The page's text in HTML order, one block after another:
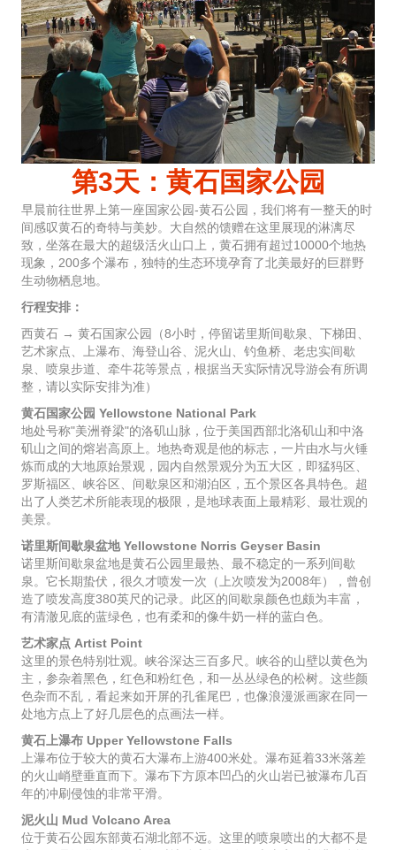
第3天：黄石国家公园
早晨前往世界上第一座国家公园-黄石公园，我们将有一整天的时
间感叹黄石的奇特与美妙。大自然的馈赠在这里展现的淋漓尽
致，坐落在最大的超级活火山口上，黄石拥有超过10000个地热
现象，200多个瀑布，独特的生态环境孕育了北美最好的巨群野
生动物栖息地。
行程安排：
西黄石 → 黄石国家公园（8小时，停留诺里斯间歇泉、下梯田、
艺术家点、上瀑布、海登山谷、泥火山、钓鱼桥、老忠实间歇
泉、喷泉步道、牵牛花等景点，根据当天实际情况导游会有所调
整，请以实际安排为准）
黄石国家公园 Yellowstone National Park
地处号称"美洲脊梁"的洛矶山脉，位于美国西部北洛矶山和中洛
矶山之间的熔岩高原上。地热奇观是他的标志，一片由水与火锤
炼而成的大地原始景观，园内自然景观分为五大区，即猛犸区、
罗斯福区、峡谷区、间歇泉区和湖泊区，五个景区各具特色。超
出了人类艺术所能表现的极限，是地球表面上最精彩、最壮观的
美景。
诺里斯间歇泉盆地 Yellowstone Norris Geyser Basin
诺里斯间歇泉盆地是黄石公园里最热、最不稳定的一系列间歇
泉。它长期蛰伏，很久才喷发一次（上次喷发为2008年），曾创
造了喷发高度380英尺的记录。此区的间歇泉颜色也颇为丰富，
有清澈见底的蓝绿色，也有柔和的像牛奶一样的蓝白色。
艺术家点 Artist Point
这里的景色特别壮观。峡谷深达三百多尺。峡谷的山壁以黄色为
主，参杂着黑色，红色和粉红色，和一丛丛绿色的松树。这些颜
色杂而不乱，看起来如开屏的孔雀尾巴，也像浪漫派画家在同一
处地方点上了好几层色的点画法一样。
黄石上瀑布 Upper Yellowstone Falls
上瀑布位于较大的黄石大瀑布上游400米处。瀑布延着33米落差
的火山峭壁垂直而下。瀑布下方原本凹凸的火山岩已被瀑布几百
年的冲刷侵蚀的非常平滑。
泥火山 Mud Volcano Area
位于黄石公园东部黄石湖北部不远。这里的喷泉喷出的大都不是